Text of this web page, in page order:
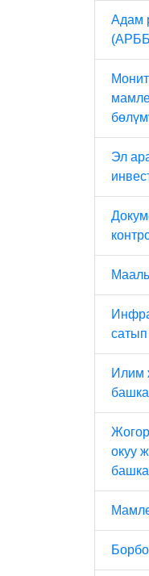
Адам
Эл
Илим
окуу